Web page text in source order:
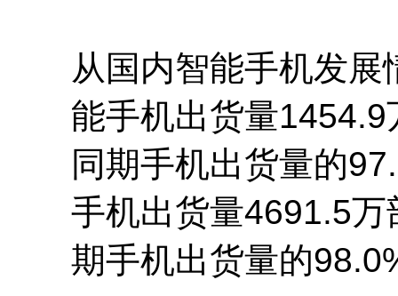
从国内智能手机发
能手机出货量
同期手机出货量的
手机出货量4691.5
期手机出货量的